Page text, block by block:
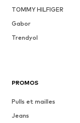
TOMMY HILFIGER
Gabor
Trendyol
PROMOS
Pulls et mailles
Jeans